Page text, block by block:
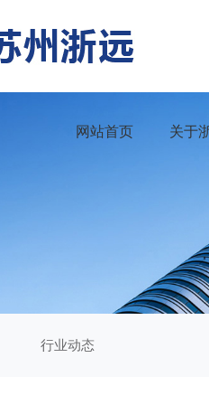
网站首页 关于
行业动态